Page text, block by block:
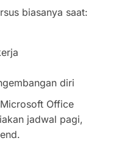
biasanya saat:
diri
Office
jadwal pagi,